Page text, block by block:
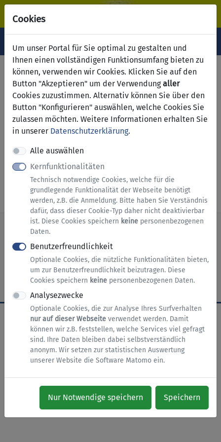
Cookies
Um unser Portal für Sie optimal zu gestalten und
Ihnen einen vollständigen Funktionsumfang bieten zu
können, verwenden wir Cookies. Klicken Sie auf den
Button "Akzeptieren" um der Verwendungaller
Cookies zuzustimmen. Alternativ können Sie über den
Button "Konfigurieren" auswählen, welche Cookies Sie
zulassen möchten. Weitere Informationen erhalten Sie
in unserer Datenschutzerklärung.
Alle auswählen
Kernfunktionalitäten
Technisch notwendige Cookies, welche für die
grundlegende Funktionalität der Webseite benötigt
werden, z.B. die Anmeldung. Bitte haben Sie Verständnis
dafür, dass dieser Cookie-Typ daher nicht deaktivierbar
ist. Diese Cookies speichern keine personenbezogenen
Daten.
Benutzerfreundlichkeit
Optionale Cookies, die nützliche Funktionalitäten bieten,
um zur Benutzerfreundlichkeit beizutragen. Diese
Cookies speichern keine personenbezogenen Daten.
Analysezwecke
Optionale Cookies, die zur Analyse Ihres Surfverhalten
nur auf dieser Webseite verwendet werden. Damit
können wir z.B. feststellen, welche Services viel gefragt
sind. Ihre Daten bleiben dabei selbstverständlich
anonym. Wir setzen zur statistischen Auswertung
unserer Website die Software Matomo ein.
Nur Notwendige speichern Speichern
Sperrmüll: Antrag auf
Abholung
Anmeldung erforderlich
Dieser Dienst steht ausschließlich natürlichen
Personen zur Verfügung. Bitte melden Sie sich mit
Zur Anmeldung (siehe Hinweise)
nach oben Zur Startseite
Datenschutz Barrierefreiheit Cookies